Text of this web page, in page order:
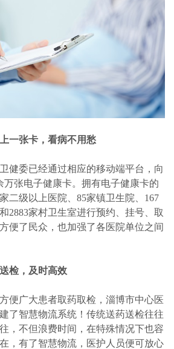
一张卡，看病不用愁
委已经通过相应的移动端平台，向
万张电子健康卡。拥有电子健康卡的
二级以上医院、85家镇卫生院、167
2883家村卫生室进行预约、挂号、取
便了民众，也加强了各医院单位之间
检，及时高效
广大患者取药取检，淄博市中心医
了智慧物流系统！传统送药送检往往
，不但浪费时间，在特殊情况下也容
，有了智慧物流，医护人员便可放心